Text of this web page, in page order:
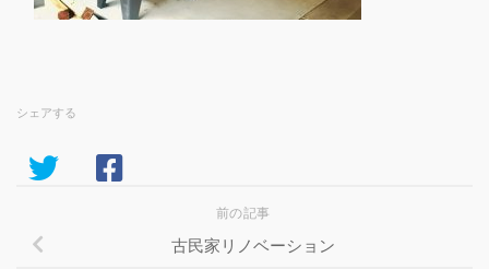
シェアする
前の記事
古民家リノベーション